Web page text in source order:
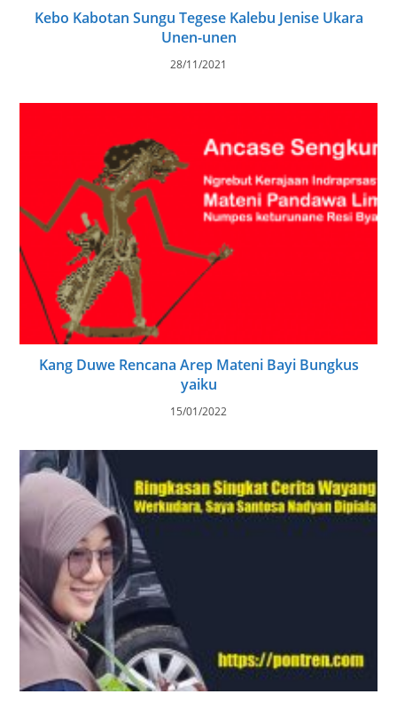
Kebo Kabotan Sungu Tegese Kalebu Jenise Ukara
Unen-unen
28/11/2021
Kang Duwe Rencana Arep Mateni Bayi Bungkus
yaiku
15/01/2022